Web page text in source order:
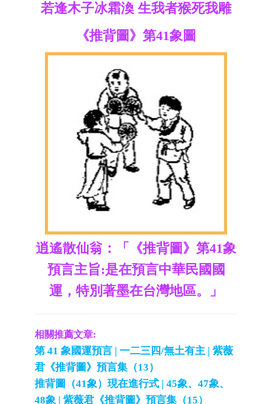
若逢木子冰霜渙 生我者猴死我雕
《推背圖》第41象圖
逍遙散仙翁：「《推背圖》第41象
預言主旨:是在預言中華民國國
運，特別著墨在台灣地區。」
相關推薦文章:
第 41 象國運預言 | 一二三四/無土有主 | 紫薇
君《推背圖》預言集（13）
推背圖（41象）現在進行式 | 45象、47象、
48象 | 紫薇君《推背圖》預言集（15）